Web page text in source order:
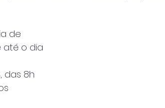
de
até o dia
das 8h